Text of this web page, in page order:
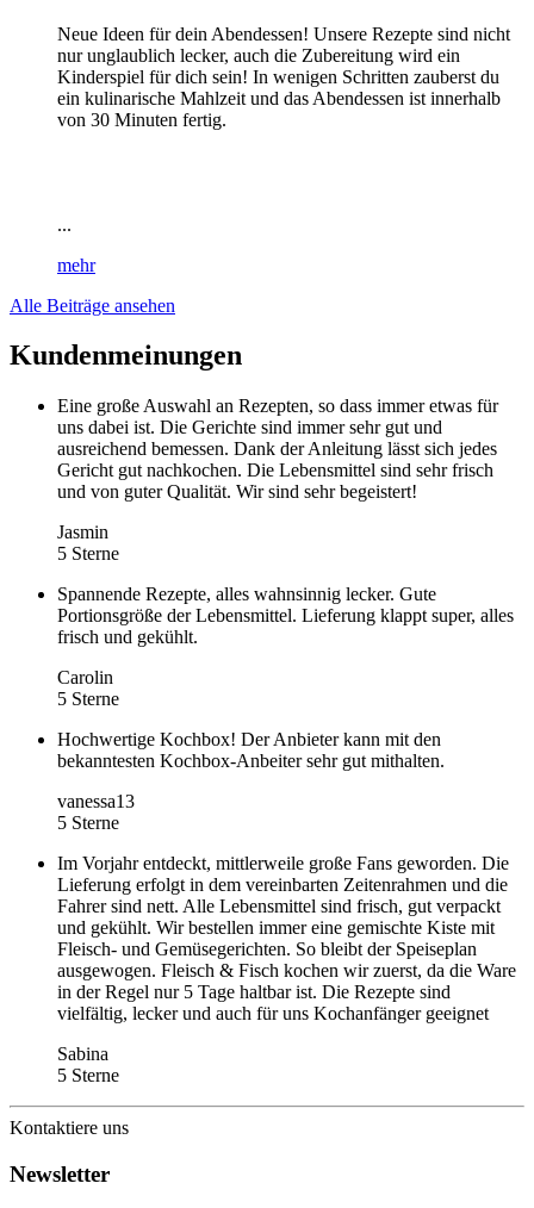
Neue Ideen für dein Abendessen! Unsere Rezepte sind nicht
nur unglaublich lecker, auch die Zubereitung wird ein
Kinderspiel für dich sein! In wenigen Schritten zauberst du
ein kulinarische Mahlzeit und das Abendessen ist innerhalb
von 30 Minuten fertig.
...
mehr
Alle Beiträge ansehen
Kundenmeinungen
Eine große Auswahl an Rezepten, so dass immer etwas für
uns dabei ist. Die Gerichte sind immer sehr gut und
ausreichend bemessen. Dank der Anleitung lässt sich jedes
Gericht gut nachkochen. Die Lebensmittel sind sehr frisch
und von guter Qualität. Wir sind sehr begeistert!
Jasmin
5 Sterne
Spannende Rezepte, alles wahnsinnig lecker. Gute
Portionsgröße der Lebensmittel. Lieferung klappt super, alles
frisch und gekühlt.
Carolin
5 Sterne
Hochwertige Kochbox! Der Anbieter kann mit den
bekanntesten Kochbox-Anbeiter sehr gut mithalten.
vanessa13
5 Sterne
Im Vorjahr entdeckt, mittlerweile große Fans geworden. Die
Lieferung erfolgt in dem vereinbarten Zeitenrahmen und die
Fahrer sind nett. Alle Lebensmittel sind frisch, gut verpackt
und gekühlt. Wir bestellen immer eine gemischte Kiste mit
Fleisch- und Gemüsegerichten. So bleibt der Speiseplan
ausgewogen. Fleisch & Fisch kochen wir zuerst, da die Ware
in der Regel nur 5 Tage haltbar ist. Die Rezepte sind
vielfältig, lecker und auch für uns Kochanfänger geeignet
Sabina
5 Sterne
Kontaktiere uns
Newsletter